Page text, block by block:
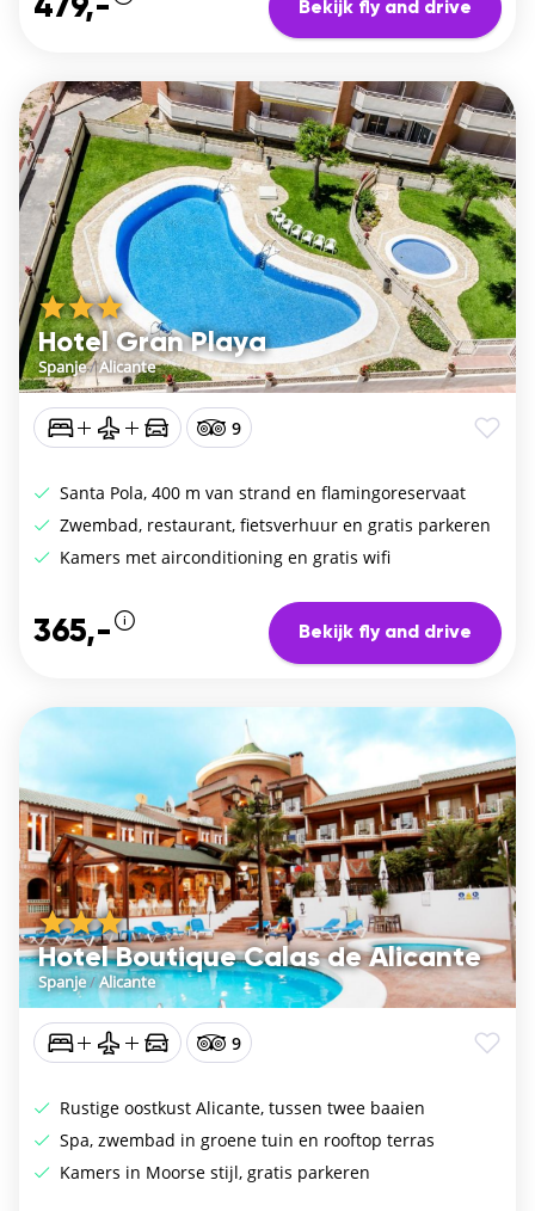
479,- Bekijk fly and drive
Hotel Gran Playa
Spanje/Alicante
9
Santa Pola, 400 m van strand en flamingoreservaat
Zwembad, restaurant, fietsverhuur en gratis parkeren
Kamers met airconditioning en gratis wifi
365,- Bekijk fly and drive
Hotel Boutique Calas de Alicante
Spanje/Alicante
9
Rustige oostkust Alicante, tussen twee baaien
Spa, zwembad in groene tuin en rooftop terras
Kamers in Moorse stijl, gratis parkeren